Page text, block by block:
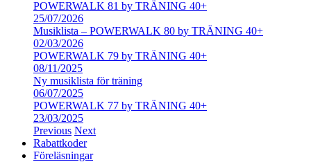
POWERWALK 81 by TRÄNING 40+
25/07/2026
Musiklista – POWERWALK 80 by TRÄNING 40+
02/03/2026
POWERWALK 79 by TRÄNING 40+
08/11/2025
Ny musiklista för träning
06/07/2025
POWERWALK 77 by TRÄNING 40+
23/03/2025
Previous Next
Rabattkoder
Föreläsningar